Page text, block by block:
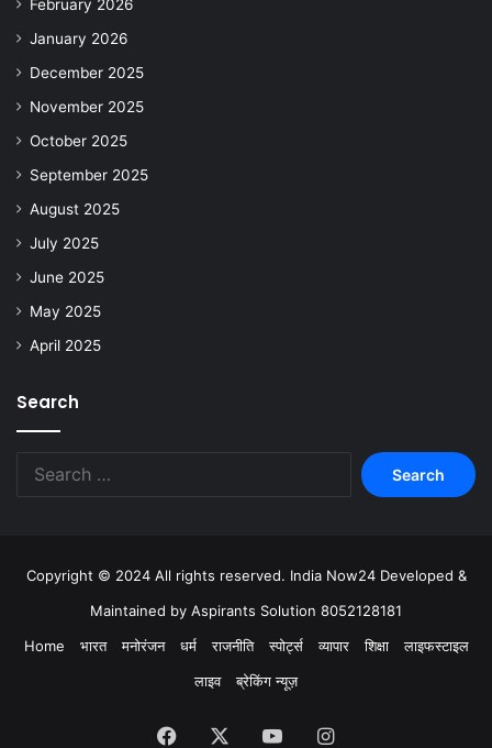
February 2026
January 2026
December 2025
November 2025
October 2025
September 2025
August 2025
July 2025
June 2025
May 2025
April 2025
Search
Copyright © 2024 All rights reserved. India Now24 Developed &
Maintained by Aspirants Solution 8052128181
Home
भारत मनोरंजन धर्म राजनीति स्पोर्ट्स व्यापार शिक्षा
लाइफस्टाइल
लाइव
ब्रेकिंग न्यूज़